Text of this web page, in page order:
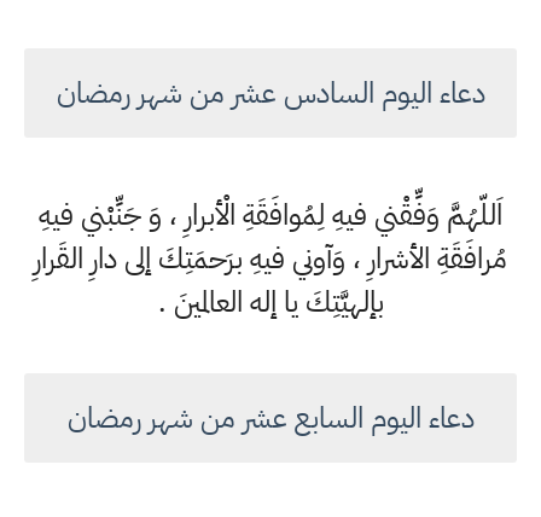
دعاء اليوم السادس عشر من شهر رمضان
اَللّهُمَّ وَفِّقْني فيهِ لِمُوافَقَةِ الْأبرارِ ، وَ جَنِّبْني فيهِ
مُرافَقَةِ الأشرارِ ، وَآوني فيهِ برَحمَتِكَ إلى دارِ القَرارِ
بإلهيَّتِكَ يا إله العالمينَ .
دعاء اليوم السابع عشر من شهر رمضان